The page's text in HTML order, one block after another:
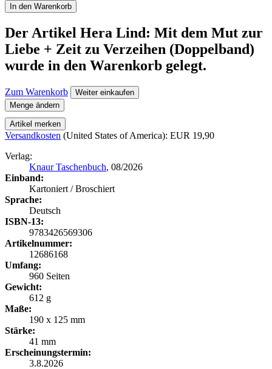
In den Warenkorb
Der Artikel Hera Lind: Mit dem Mut zur
Liebe + Zeit zu Verzeihen (Doppelband)
wurde in den Warenkorb gelegt.
Zum Warenkorb
Weiter einkaufen
Menge ändern
Artikel merken
Versandkosten (United States of America): EUR 19,90
Verlag:
Knaur Taschenbuch, 08/2026
Einband:
Kartoniert / Broschiert
Sprache:
Deutsch
ISBN-13:
9783426569306
Artikelnummer:
12686168
Umfang:
960 Seiten
Gewicht:
612 g
Maße:
190 x 125 mm
Stärke:
41 mm
Erscheinungstermin:
3.8.2026